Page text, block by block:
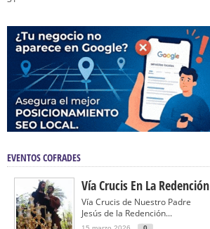
EVENTOS COFRADES
Vía Crucis En La Redención
Vía Crucis de Nuestro Padre
Jesús de la Redención...